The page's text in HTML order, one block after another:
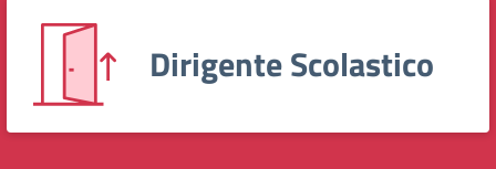
Dirigente Scolastico